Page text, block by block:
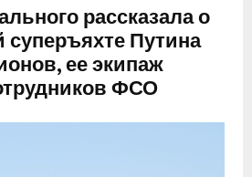
рассказала о
суперъяхте Путина
ее экипаж
ФСО